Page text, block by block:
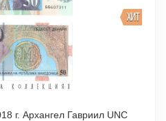
ХИТ
г. Архангел Гавриил UNC